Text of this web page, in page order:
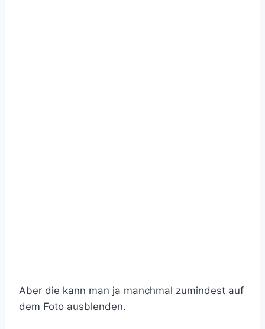
Aber die kann man ja manchmal zumindest auf
dem Foto ausblenden.